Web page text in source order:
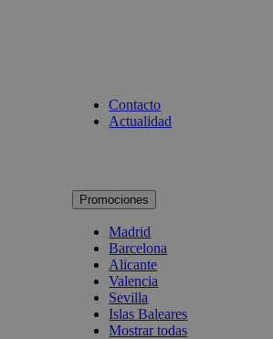
Contacto
Actualidad
Promociones
Madrid
Barcelona
Alicante
Valencia
Sevilla
Islas Baleares
Mostrar todas